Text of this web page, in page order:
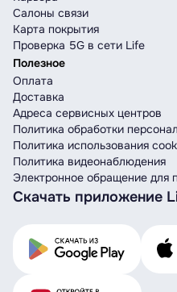
Салоны связи
Карта покрытия
Проверка 5G в сети Life
Полезное
Оплата
Доставка
Адреса сервисных центров
Политика обработки
Политика использования
Политика видеонаблюдения
Электронное обращение для
Скачать приложение